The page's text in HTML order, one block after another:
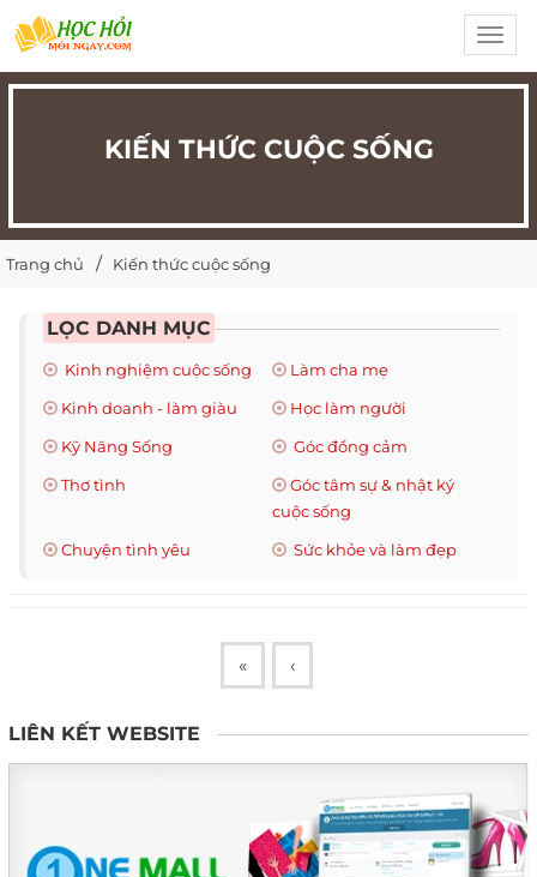
KIẾN THỨC CUỘC SỐNG
Trang chủ Kiến thức cuộc sống
LỌC DANH MỤC
Kinh nghiệm cuộc sống
Làm cha mẹ
Kinh doanh - làm giàu
Học làm người
Kỹ Năng Sống
Góc đồng cảm
Thơ tình
Góc tâm sự & nhật ký
cuộc sống
Chuyện tình yêu
Sức khỏe và làm đẹp
« ‹
LIÊN KẾT WEBSITE